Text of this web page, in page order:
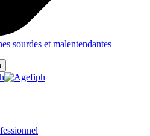
sourdes et malentendantes